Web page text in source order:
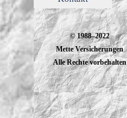
© 1988–2022
Mette Versicherungen
Alle Rechte vorbehalten